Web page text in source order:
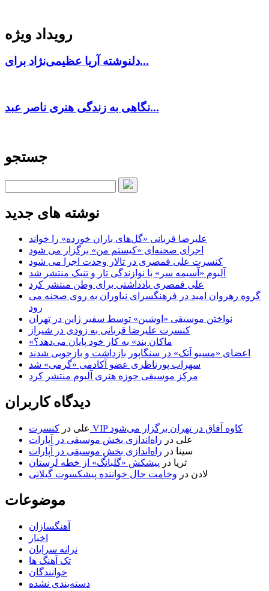
رویداد ویژه
دلنوشته آریا عظیمی‌نژاد برای...
نگاهی به زندگی هنری ناصر عبد...
جستجو
نوشته های جدید
علیرضا قربانی «گل‌های باران خورده» را خواند
اجرای صحنه‌ای «کیستم من» برگزار می شود
کنسرت علی قمصری در تالار وحدت اجرا می شود
آلبوم «آسیمه سر» با نوازندگی تار و تنبک منتشر شد
علی قمصری یادداشتی برای وطن منتشر کرد
گروه رهروان امید در فرهنگسرای نیاوران به روی صحنه می
رود
نواختن موسیقی «اوشین» توسط سفیر ژاپن در تهران
کنسرت علیرضا قربانی به زودی در شیراز
«ماکان بند» به کار خود پایان می‌دهد؟
اعضای «مسیو اَتک» در سنگاپور بازداشت و بازجویی شدند
سهراب پورناظری عضو آکادمی «گرمی» شد
مرکز موسیقی حوزه هنری آلبوم منتشر کرد
دیدگاه کاربران
علی در
کنسرت VIP کاوه آفاق در تهران برگزار می‌شود
علی در راه‌اندازی بخش موسیقی در آپارات
سینا در راه‌اندازی بخش موسیقی در آپارات
ثریا در پیشکش «گلبانگ» از خطه لرستان
لادن در وخامت حال خواننده پیشکسوت گیلانی
موضوعات
آهنگسازان
اخبار
ترانه سرایان
تک آهنگ ها
خوانندگان
دسته‌بندی نشده